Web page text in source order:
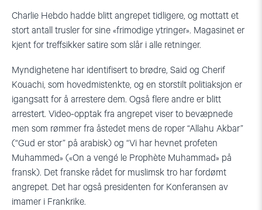
Charlie Hebdo hadde blitt angrepet tidligere, og mottatt et
stort antall trusler for sine «frimodige ytringer». Magasinet er
kjent for treffsikker satire som slår i alle retninger.
Myndighetene har identifisert to brødre, Said og Cherif
Kouachi, som hovedmistenkte, og en storstilt politiaksjon er
igangsatt for å arrestere dem. Også flere andre er blitt
arrestert. Video-opptak fra angrepet viser to bevæpnede
men som rømmer fra åstedet mens de roper “Allahu Akbar”
(“Gud er stor” på arabisk) og “Vi har hevnet profeten
Muhammed» («On a vengé le Prophète Muhammad» på
fransk). Det franske rådet for muslimsk tro har fordømt
angrepet. Det har også presidenten for Konferansen av
imamer i Frankrike.